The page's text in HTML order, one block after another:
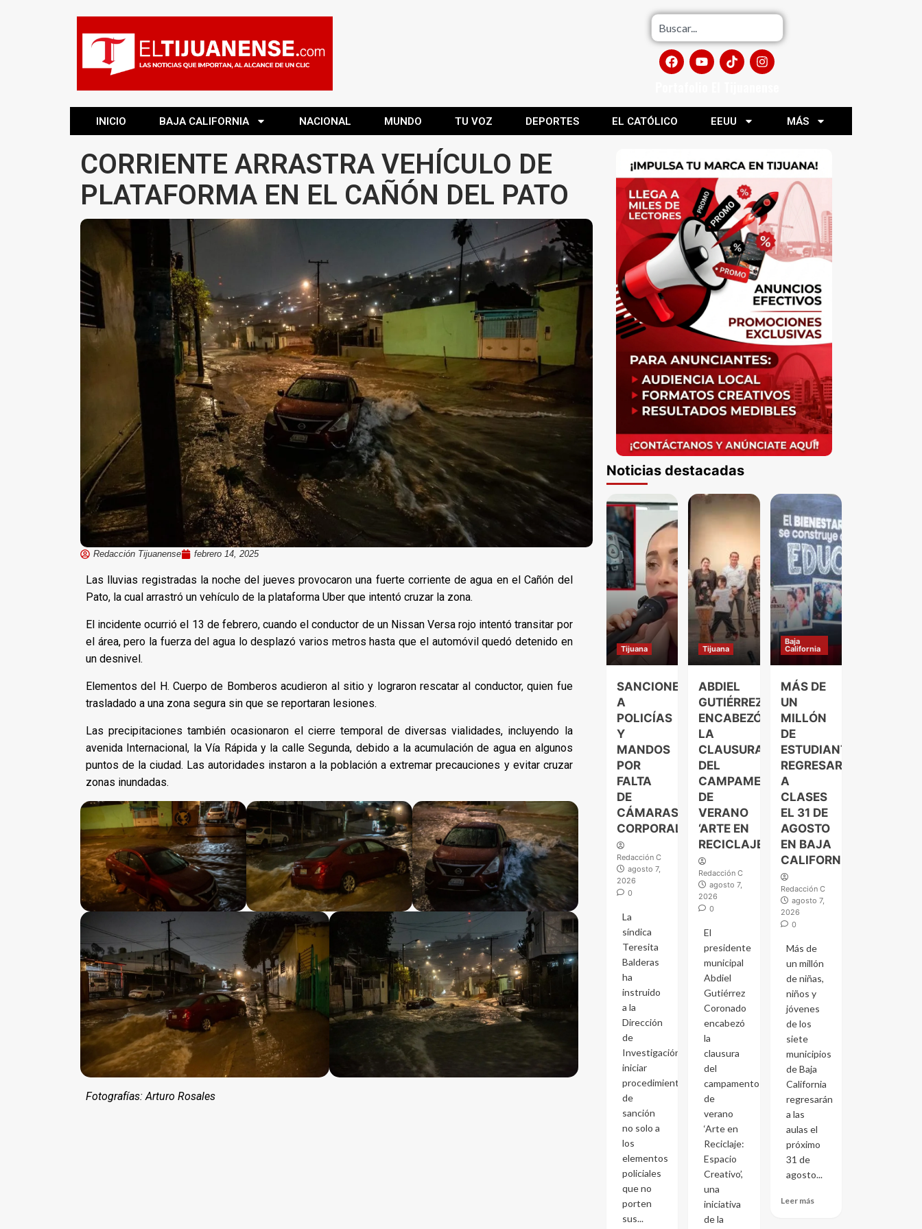
INICIO BAJA CALIFORNIA NACIONAL MUNDO TU VOZ DEPORTES EL CATÓLICO EEUU MÁS
CORRIENTE ARRASTRA VEHÍCULO DE
PLATAFORMA EN EL CAÑÓN DEL PATO
Redacción Tijuanense febrero 14, 2025
Las lluvias registradas la noche del jueves provocaron una fuerte corriente de agua en el Cañón del
Pato, la cual arrastró un vehículo de la plataforma Uber que intentó cruzar la zona.
El incidente ocurrió el 13 de febrero, cuando el conductor de un Nissan Versa rojo intentó transitar por
el área, pero la fuerza del agua lo desplazó varios metros hasta que el automóvil quedó detenido en
un desnivel.
Elementos del H. Cuerpo de Bomberos acudieron al sitio y lograron rescatar al conductor, quien fue
trasladado a una zona segura sin que se reportaran lesiones.
Las precipitaciones también ocasionaron el cierre temporal de diversas vialidades, incluyendo la
avenida Internacional, la Vía Rápida y la calle Segunda, debido a la acumulación de agua en algunos
puntos de la ciudad. Las autoridades instaron a la población a extremar precauciones y evitar cruzar
zonas inundadas.
Fotografías: Arturo Rosales
Noticias destacadas
Tijuana
SANCIONES
A
POLICÍAS
Y
MANDOS
POR
FALTA
DE
CÁMARAS
CORPORALES
Redacción C
agosto 7,
2026
0
La
síndica
Teresita
Balderas
ha
instruido
a la
Dirección
de
Investigación
iniciar
procedimientos
de
sanción
no solo a
los
elementos
policiales
que no
porten
sus...
Tijuana
ABDIEL
GUTIÉRREZ
ENCABEZÓ
LA
CLAUSURA
DEL
CAMPAMENTO
DE
VERANO
‘ARTE EN
RECICLAJE’
Redacción C
agosto 7,
2026
0
El
presidente
municipal
Abdiel
Gutiérrez
Coronado
encabezó
la
clausura
del
campamento
de
verano
‘Arte en
Reciclaje:
Espacio
Creativo’,
una
iniciativa
de la
Baja
California
MÁS DE
UN
MILLÓN
DE
ESTUDIANTES
REGRESARÁN
A
CLASES
EL 31 DE
AGOSTO
EN BAJA
CALIFORNIA
Redacción C
agosto 7,
2026
0
Más de
un millón
de niñas,
niños y
jóvenes
de los
siete
municipios
de Baja
California
regresarán
a las
aulas el
próximo
31 de
agosto...
Leer más